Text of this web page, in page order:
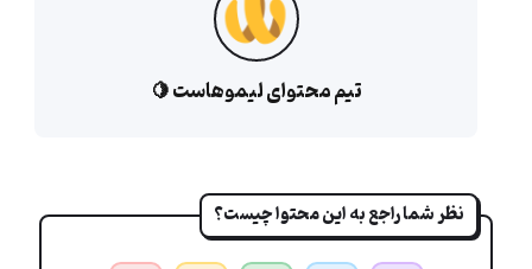
تیم محتوای لیموهاست 🍋
نظر شما راجع به این محتوا چیست؟